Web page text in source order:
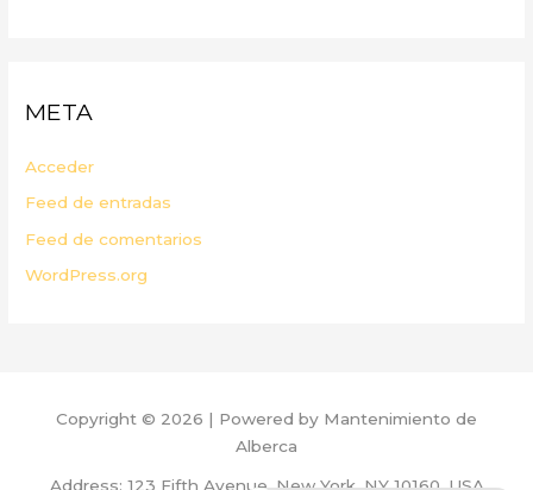
META
Acceder
Feed de entradas
Feed de comentarios
WordPress.org
Copyright © 2026 | Powered by Mantenimiento de
Alberca
Address: 123 Fifth Avenue, New York, NY 10160, USA